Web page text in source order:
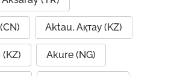
Aktau, Ақтау (KZ)
Akure (NG)